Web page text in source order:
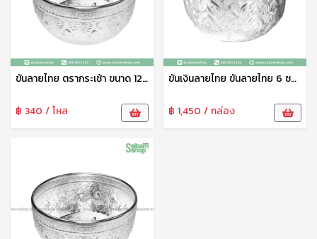
ขันลายไทย ตรากระเช้า ขนาด 12 ซม. ขันน้ำลายไทย ใส่เครื่องดื่ม ใช้รดน้ำดำหัว ไหว้พระ งานพิธี คุณภาพดี แข็งแรง ทนทาน
฿ 340 / โหล
ขันเงินลายไทย ขันลายไทย 6 ซม. ขันน้ำลายไทย ใส่เครื่องดื่ม ใช้รดน้ำดำหัว ไหว้พระ งานพิธี ตรากระเช้า
฿ 1,450 / กล่อง